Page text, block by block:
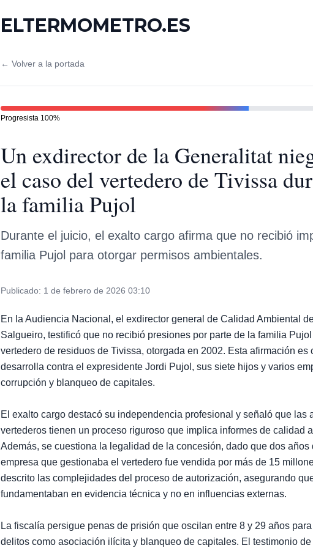
ELTERMOMETRO.ES
← Volver a la portada
Progresista 100%
Un exdirector de la Generalitat
el caso del vertedero de Tivissa
la familia Pujol
Durante el juicio, el exalto cargo afirma que no recibió
familia Pujol para otorgar permisos ambientales.
Publicado: 1 de febrero de 2026 03:10
En la Audiencia Nacional, el exdirector general de Calidad Ambiental
Salgueiro, testificó que no recibió presiones por parte de la familia
vertedero de residuos de Tivissa, otorgada en 2002. Esta afirmación
desarrolla contra el expresidente Jordi Pujol, sus siete hijos y varios
corrupción y blanqueo de capitales.
El exalto cargo destacó su independencia profesional y señaló que las
vertederos tienen un proceso riguroso que implica informes de calidad
Además, se cuestiona la legalidad de la concesión, dado que dos
empresa que gestionaba el vertedero fue vendida por más de 15
descrito las complejidades del proceso de autorización, asegurando
fundamentaban en evidencia técnica y no en influencias externas.
La fiscalía persigue penas de prisión que oscilan entre 8 y 29 años
delitos como asociación ilícita y blanqueo de capitales. El testimonio